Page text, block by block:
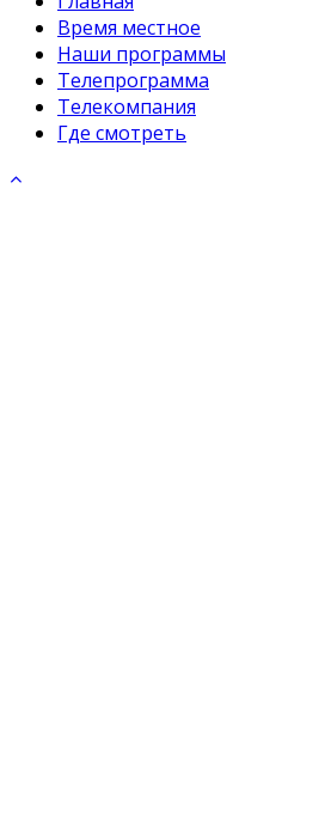
Время местное
Наши программы
Телепрограмма
Телекомпания
Где смотреть